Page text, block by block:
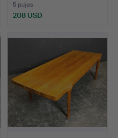
5 pujas
208 USD